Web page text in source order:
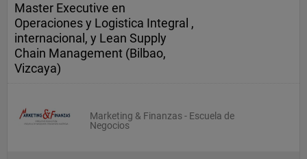
Master Executive en
Operaciones y Logistica Integral ,
internacional, y Lean Supply
Chain Management (Bilbao,
Vizcaya)
Marketing & Finanzas - Escuela de
Negocios